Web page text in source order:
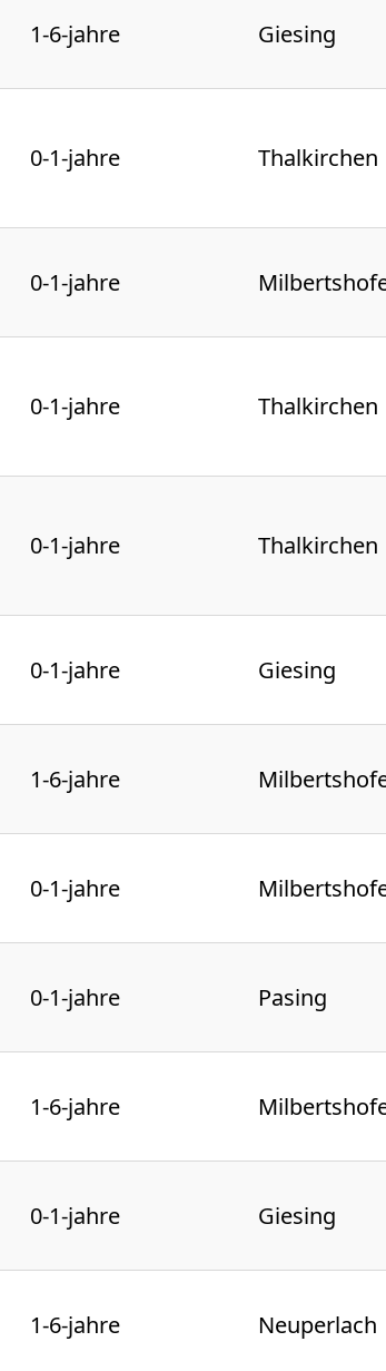
1-6-jahre Giesing
0-1-jahre Thalkirchen
0-1-jahre
0-1-jahre Thalkirchen
0-1-jahre Thalkirchen
0-1-jahre Giesing
1-6-jahre
0-1-jahre
0-1-jahre Pasing
1-6-jahre
0-1-jahre Giesing
1-6-jahre Neuperlach